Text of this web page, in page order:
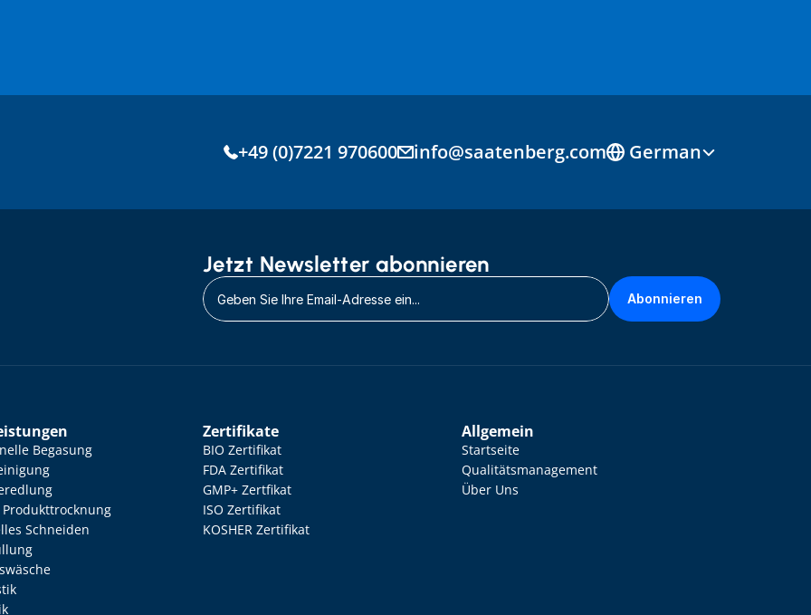
+49 (0)7221 970600 info@saatenberg.com German
Jetzt Newsletter abonnieren
Abonnieren
Begasung
Schneiden
Zertifikate
BIO Zertifikat
FDA Zertifikat
GMP+ Zertfikat
ISO Zertifikat
KOSHER Zertifikat
Allgemein
Startseite
Qualitätsmanagement
Über Uns